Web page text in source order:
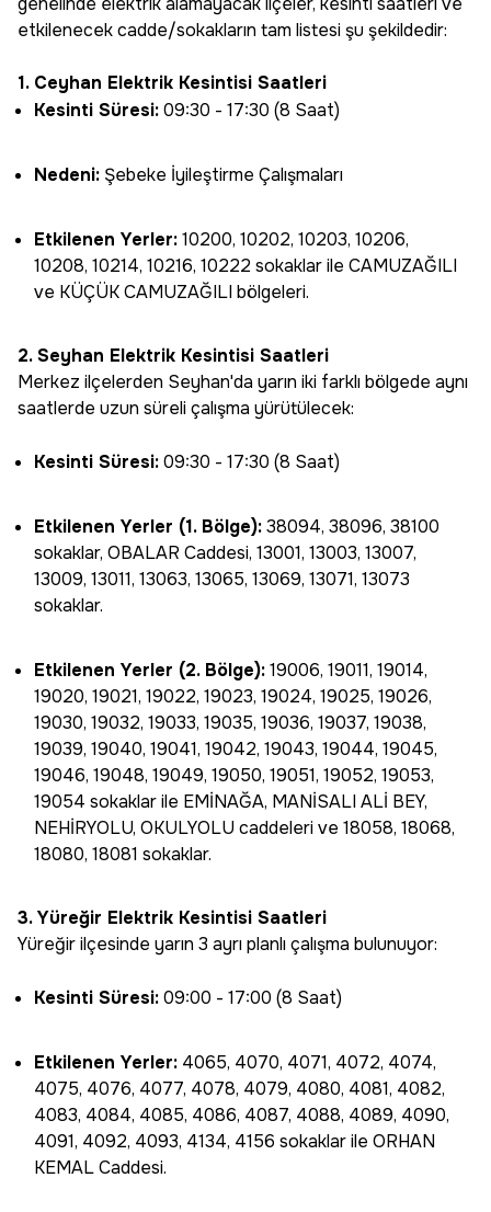
etkilenecek cadde/sokakların tam listesi şu şekildedir:
1. Ceyhan Elektrik Kesintisi Saatleri
Kesinti Süresi:09:30 - 17:30 (8 Saat)
Nedeni: Şebeke İyileştirme Çalışmaları
Etkilenen Yerler:10200, 10202, 10203, 10206,
10208, 10214, 10216, 10222 sokaklar ile CAMUZAĞILI
ve KÜÇÜK CAMUZAĞILI bölgeleri.
2. Seyhan Elektrik Kesintisi Saatleri
Merkez ilçelerden Seyhan'da yarın iki farklı bölgede aynı
saatlerde uzun süreli çalışma yürütülecek:
Kesinti Süresi:09:30 - 17:30 (8 Saat)
Etkilenen Yerler (1. Bölge):38094, 38096, 38100
sokaklar, OBALAR Caddesi, 13001, 13003, 13007,
13009, 13011, 13063, 13065, 13069, 13071, 13073
sokaklar.
Etkilenen Yerler (2. Bölge):19006, 19011, 19014,
19020, 19021, 19022, 19023, 19024, 19025, 19026,
19030, 19032, 19033, 19035, 19036, 19037, 19038,
19039, 19040, 19041, 19042, 19043, 19044, 19045,
19046, 19048, 19049, 19050, 19051, 19052, 19053,
19054 sokaklar ile EMİNAĞA, MANİSALI ALİ BEY,
NEHİRYOLU, OKULYOLU caddeleri ve 18058, 18068,
18080, 18081 sokaklar.
3. Yüreğir Elektrik Kesintisi Saatleri
Yüreğir ilçesinde yarın 3 ayrı planlı çalışma bulunuyor:
Kesinti Süresi:09:00 - 17:00 (8 Saat)
Etkilenen Yerler: 4065, 4070, 4071, 4072, 4074,
4075, 4076, 4077, 4078, 4079, 4080, 4081, 4082,
4083, 4084, 4085, 4086, 4087, 4088, 4089, 4090,
4091, 4092, 4093, 4134, 4156 sokaklar ile ORHAN
KEMAL Caddesi.